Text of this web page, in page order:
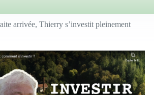
arrivée, Thierry s’investit pleinement